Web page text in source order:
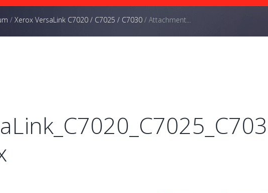
/ Xerox VersaLink C7020 / C7025 / C7030 / Attachment...